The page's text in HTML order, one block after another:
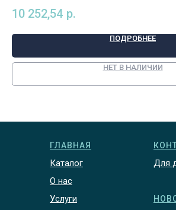
10 252,54 р.
ПОДРОБНЕЕ
НЕТ В НАЛИЧИИ
ГЛАВНАЯ
Каталог
О нас
Услуги
Для